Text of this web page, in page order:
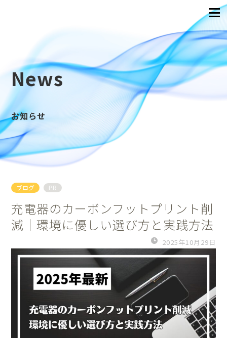
News
お知らせ
ブログ PR
充電器のカーボンフットプリント削
減｜環境に優しい選び方と実践方法
2025年10月29日